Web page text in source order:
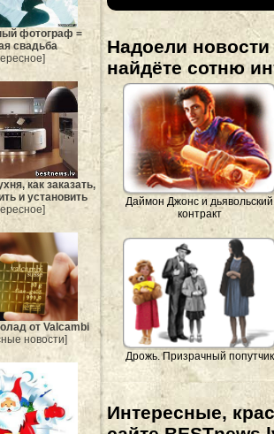
фотограф =
свадьба
как заказать,
и установить
от Valcambi
новости]
Надоели
найдёте сотню
Даймон Джонс и дьявольский
контракт
Дрожь. Призрачный попутчик
Интересные,